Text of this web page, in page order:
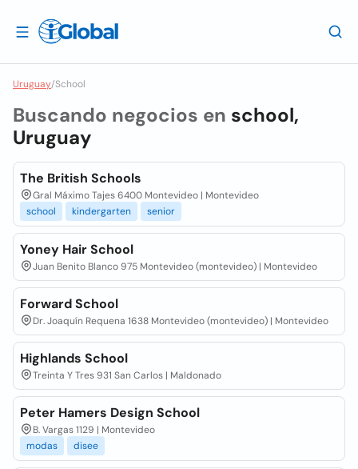
Uruguay/School
Buscando negocios en school,
Uruguay
The British Schools
Gral Máximo Tajes 6400 Montevideo | Montevideo
school
kindergarten senior
Yoney Hair School
Juan Benito Blanco 975 Montevideo (montevideo) | Montevideo
Forward School
Dr. Joaquín Requena 1638 Montevideo (montevideo) | Montevideo
Highlands School
Treinta Y Tres 931 San Carlos | Maldonado
Peter Hamers Design School
B. Vargas 1129 | Montevideo
modas
disee